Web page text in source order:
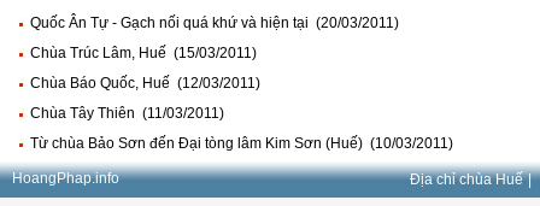
Quốc Ân Tự - Gạch nối quá khứ và hiện tại (20/03/2011)
Chùa Trúc Lâm, Huế (15/03/2011)
Chùa Báo Quốc, Huế (12/03/2011)
Chùa Tây Thiên (11/03/2011)
Từ chùa Bảo Sơn đến Đại tòng lâm Kim Sơn (Huế) (10/03/2011)
HoangPhap.info Địa chỉ chùa Huế |